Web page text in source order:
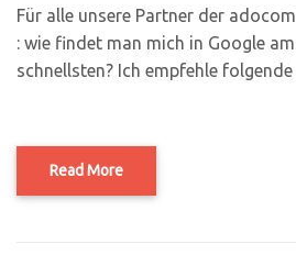
Für alle unsere Partner der
: wie findet man mich in Google
schnellsten? Ich empfehle
Read More